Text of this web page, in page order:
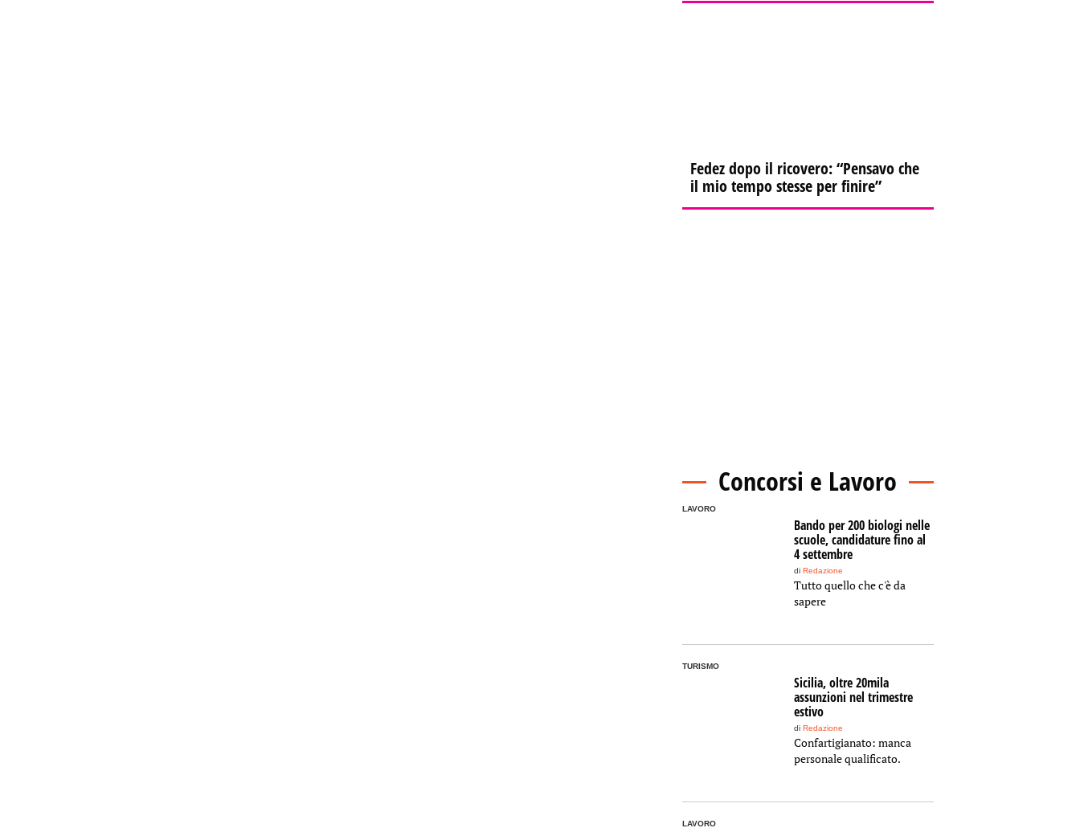
Fedez dopo il ricovero: “Pensavo che
il mio tempo stesse per finire”
Concorsi e Lavoro
LAVORO
Bando per 200 biologi nelle
scuole, candidature fino al
4 settembre
di Redazione
Tutto quello che c'è da
sapere
TURISMO
Sicilia, oltre 20mila
assunzioni nel trimestre
estivo
di Redazione
Confartigianato: manca
personale qualificato.
LAVORO